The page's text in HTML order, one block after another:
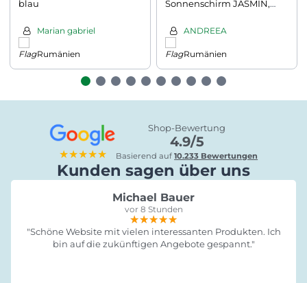
blau
Marian gabriel
Rumänien
Sonnenschirm JASMIN,
ANDREEA
Rumänien
★★★★★
Shop-Bewertung
4.9/5
Basierend auf10.233 Bewertungen
Kunden sagen über uns
Michael Bauer
vor 8 Stunden
★★★★★
★★★★★
★★★★★
"Schöne Website mit vielen interessanten Produkten. Ich
bin auf die zukünftigen Angebote gespannt."